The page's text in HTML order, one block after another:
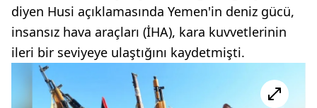
diyen Husi açıklamasında Yemen'in deniz gücü,
insansız hava araçları (İHA), kara kuvvetlerinin
ileri bir seviyeye ulaştığını kaydetmişti.